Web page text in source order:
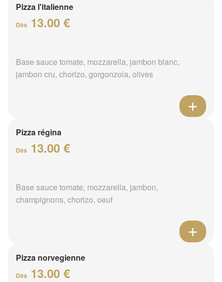
Pizza l'italienne
Dès 13.00 €
Base sauce tomate, mozzarella, jambon blanc,
jambon cru, chorizo, gorgonzola, olives
Pizza régina
Dès 13.00 €
Base sauce tomate, mozzarella, jambon,
champignons, chorizo, oeuf
Pizza norvegienne
Dès 13.00 €